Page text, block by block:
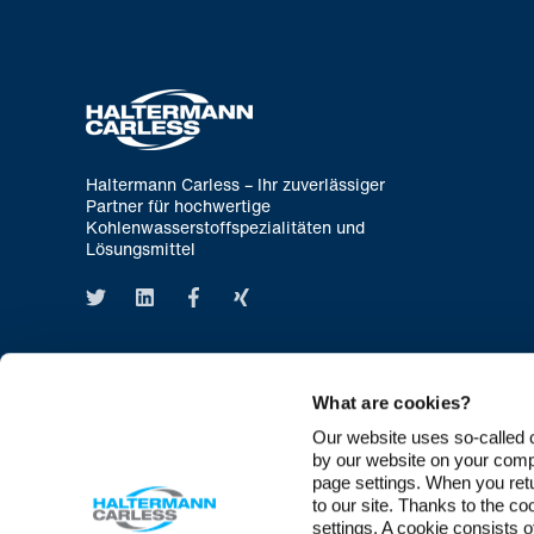
What are cookies?
Our website uses so-called
by our website on your
page settings. When you
to our site. Thanks to the
settings. A cookie consists
Haltermann Carless – Ihr zuverlässiger
Partner für hochwertige
Kohlenwasserstoffspezialitäten und
Lösungsmittel